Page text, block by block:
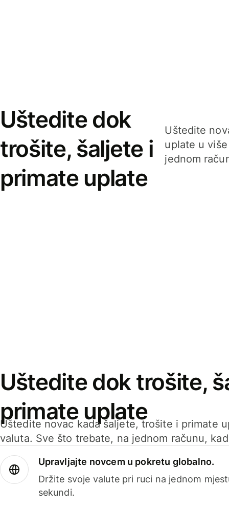
Uštedite dok
trošite, šaljete i
primate uplate
Uštedite
uplate u
jednom
Uštedite dok trošite,
primate uplate
Uštedite novac kada šaljete, trošite i primate
valuta. Sve što trebate, na jednom računu,
Upravljajte novcem u pokretu globalno.
Držite svoje valute pri ruci na jednom
sekundi.